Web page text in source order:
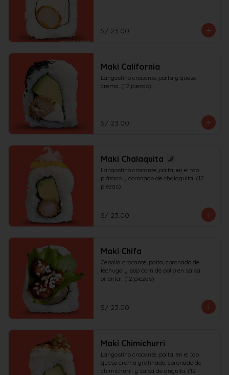
S/ 23.00
Maki California
Langostino crocante, palta y queso
crema. (12 piezas)
S/ 23.00
Maki Chalaquita
Langostino crocante, palta, en el top
plátano y coronado de chalaquita. (12
piezas)
S/ 23.00
Maki Chifa
Cebolla crocante, palta, coronado de
lechuga y pop corn de pollo en salsa
oriental. (12 piezas)
S/ 23.00
Maki Chimichurri
Langostino crocante, palta, en el top
queso crema gratinado, coronado de
chimichurri y salsa de anguila. (12